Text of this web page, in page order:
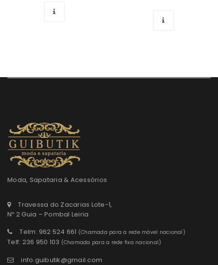
Moda, Sapataria & Acessórios
Travessa do Zacarias Lote-1,
Nº 2 Guia – Pombal Leiria
Telm: 962 524 661 (Chamada para a rede móvel nacional)
Telf: 236 950 103 (Chamada para a rede fixa nacional)
info.guibutik@gmail.com